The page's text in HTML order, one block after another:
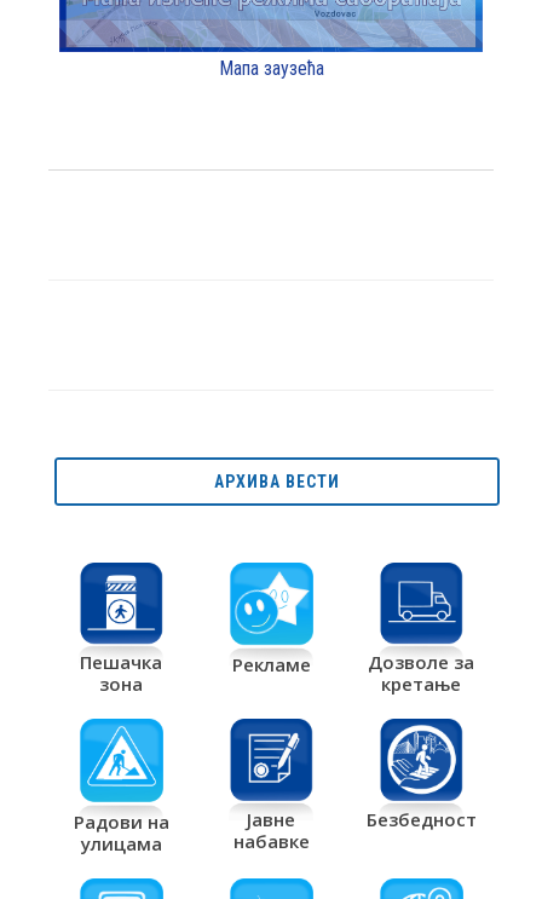
Мапа заузећа
АРХИВА ВЕСТИ
Пешачка
зона
Рекламе
Дозволе за
кретање
Радови на
улицама
Јавне
набавке
Безбедност